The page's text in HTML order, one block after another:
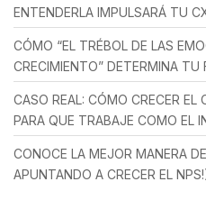
ENTENDERLA IMPULSARÁ TU
CÓMO “EL TRÉBOL DE LAS
CRECIMIENTO” DETERMINA TU
CASO REAL: CÓMO CRECER EL
PARA QUE TRABAJE COMO EL
CONOCE LA MEJOR MANERA
APUNTANDO A CRECER EL